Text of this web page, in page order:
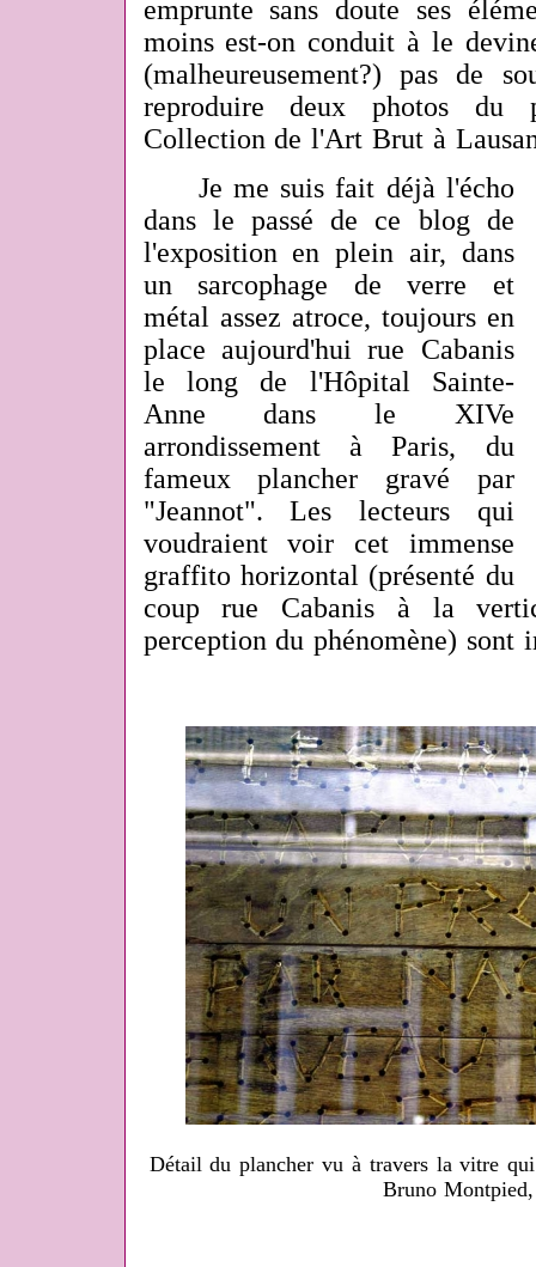
emprunte sans doute ses
moins est-on conduit à le
(malheureusement?) pas de
reproduire deux photos du
Collection de l'Art Brut à
Je me suis fait déjà l'écho
dans le passé de ce blog de
l'exposition en plein air, dans
un sarcophage de verre et
métal assez atroce, toujours en
place aujourd'huirue Cabanis
le long de l'Hôpital Sainte-
Anne dans le XIVe
arrondissement à Paris, du
fameux plancher gravé par
"Jeannot". Les lecteurs qui
voudraient voir cet immense
graffito horizontal (présenté du
coup rue Cabanis à la
perception du phénomène) sont
Détail du plancher vu à travers la vitre
Bruno